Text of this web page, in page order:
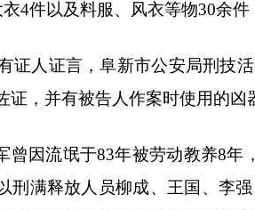
4件以及料服、风衣等物30余件
证人证言，阜新市公安局刑技
证，并有被告人作案时使用的凶
曾因流氓于83年被劳动教养8年
刑满释放人员柳成、王国、李